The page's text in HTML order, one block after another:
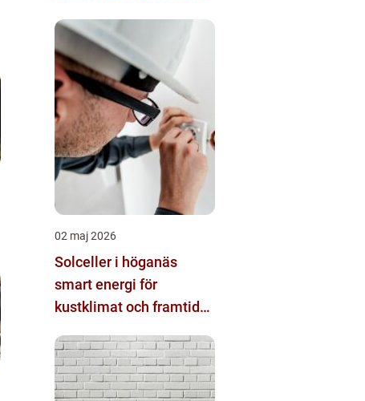
02 maj 2026
Solceller i höganäs
smart energi för
kustklimat och framtida